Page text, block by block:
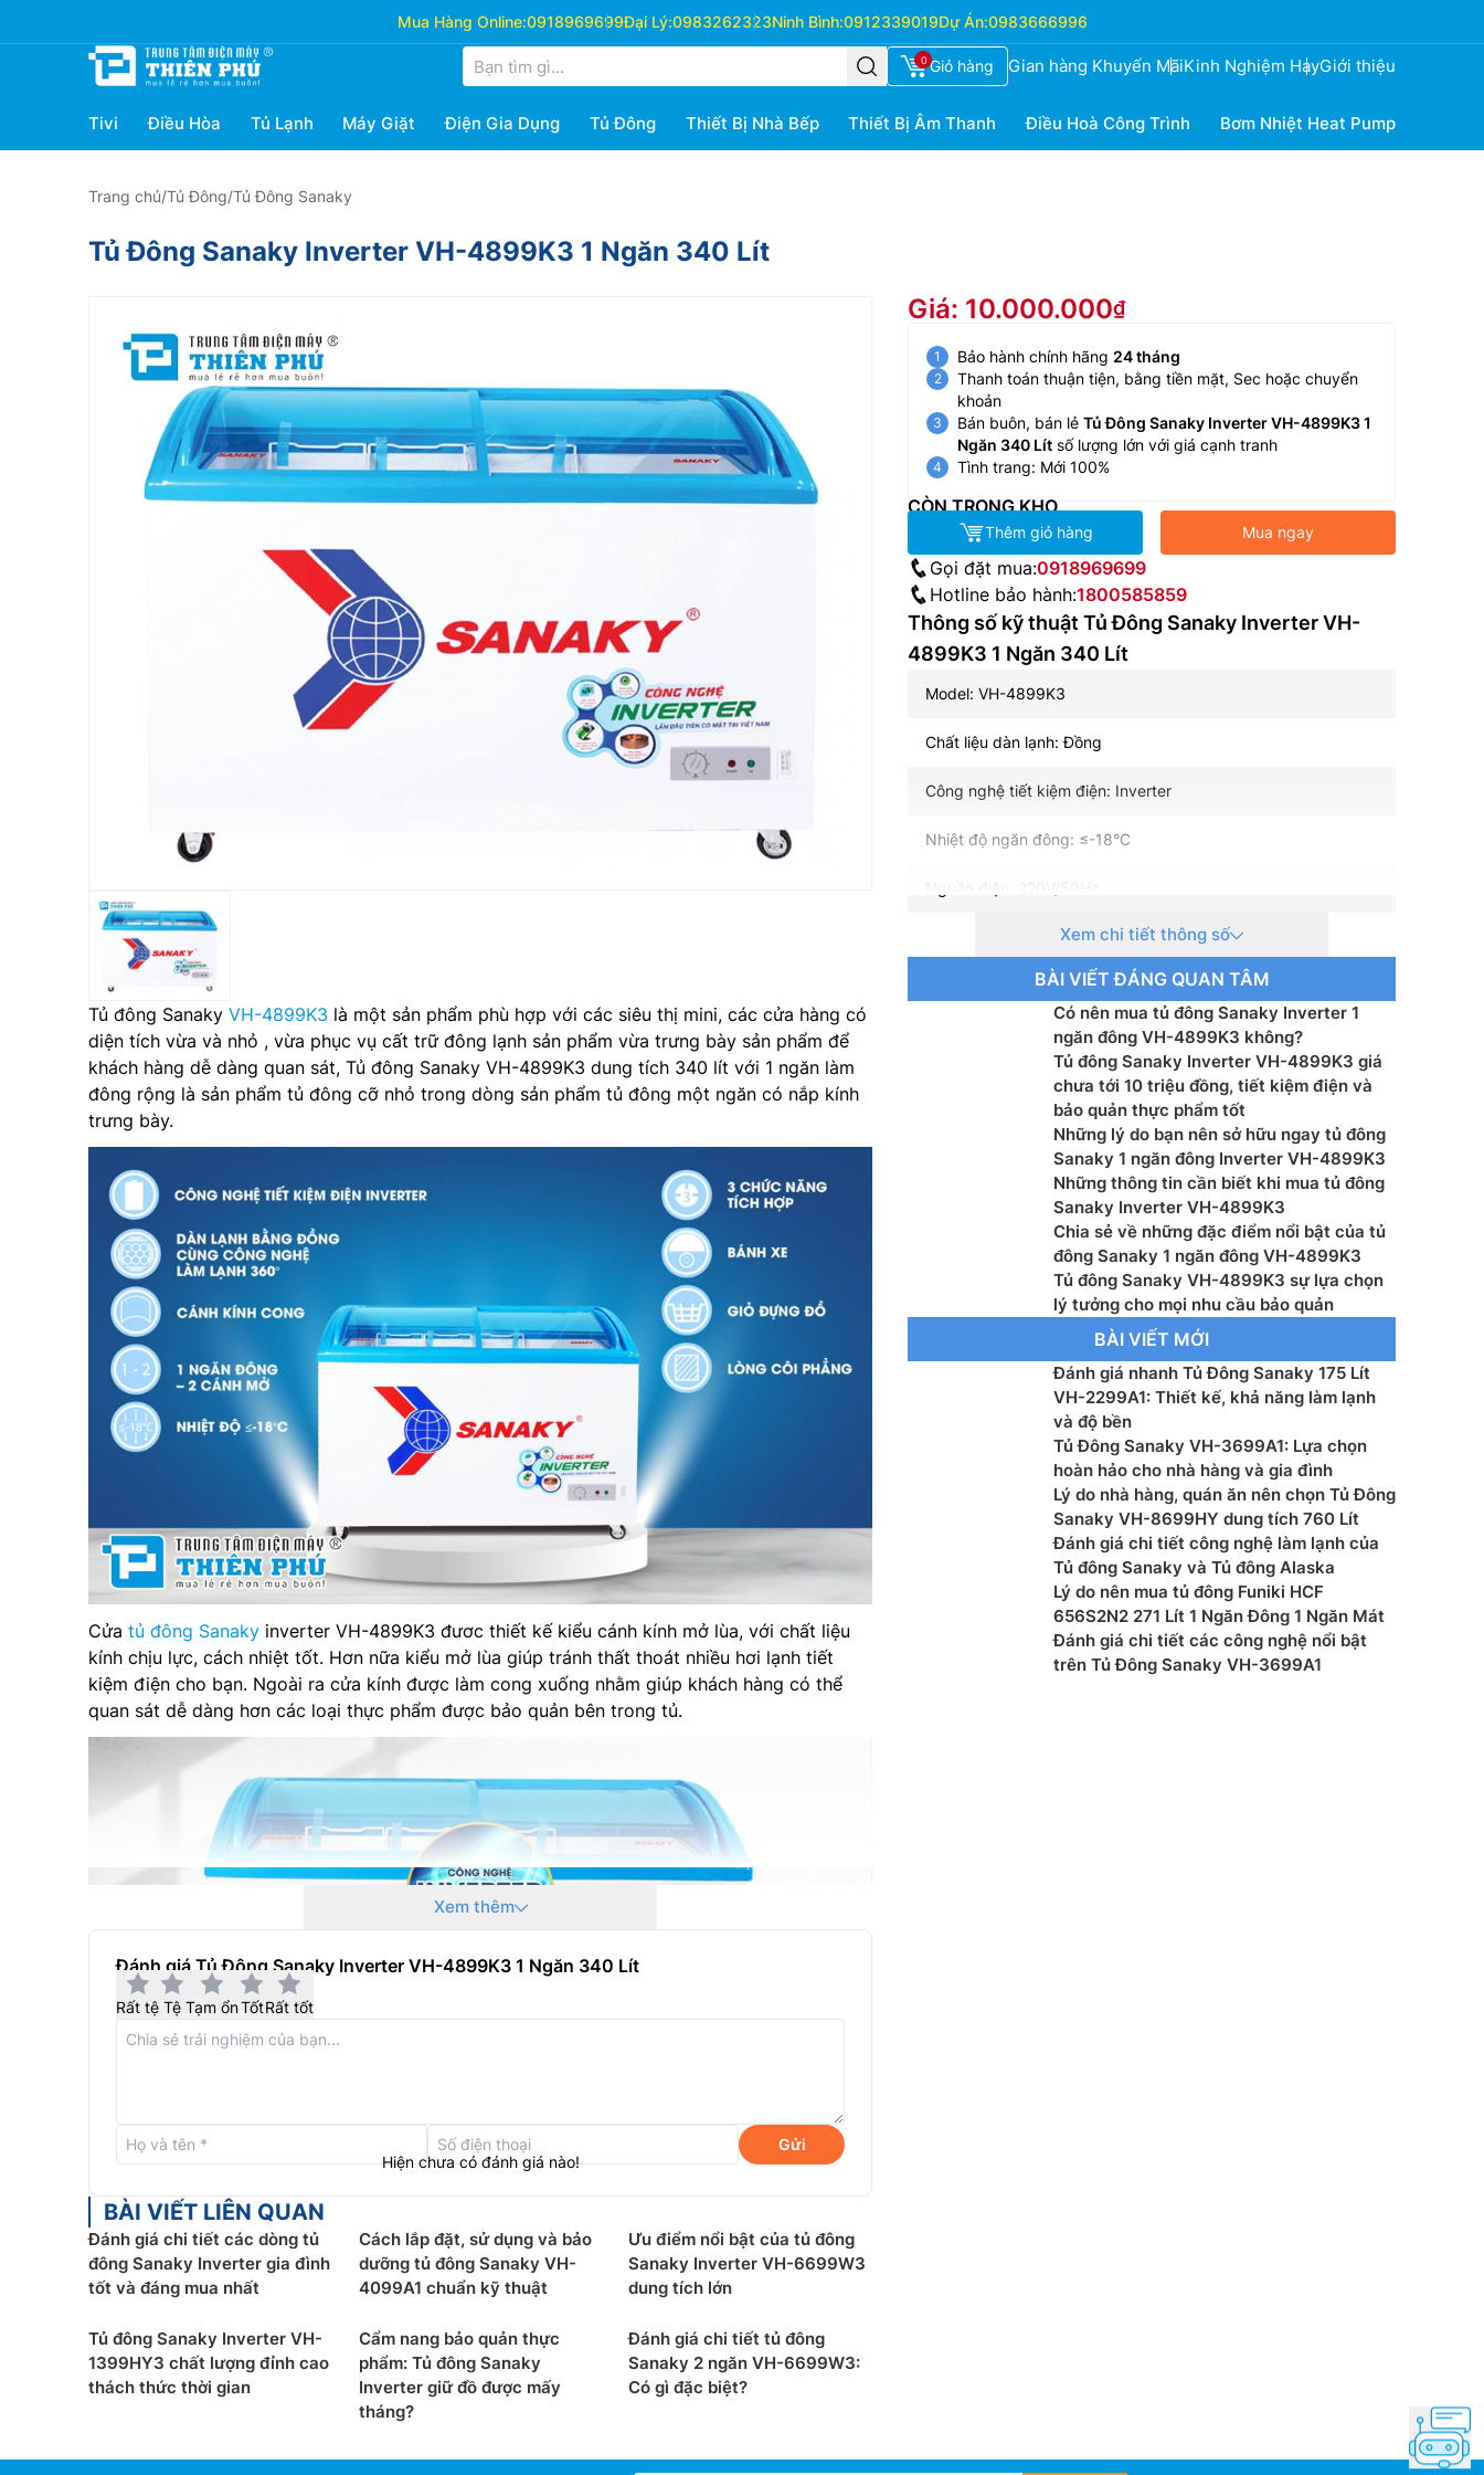
Mua Hàng Online:0918969699Đại Lý:0983262323Ninh Bình:0912339019Dự Án:0983666996
0 Giỏ hàng Gian hàng Khuyến MãiKinh Nghiệm HayGiới thiệu
Tivi Điều Hòa Tủ Lạnh Máy Giặt Điện Gia Dụng Tủ Đông Thiết Bị Nhà Bếp Thiết Bị Âm Thanh Điều Hoà Công Trình Bơm Nhiệt Heat Pump
Trang chủ/Tủ Đông/Tủ Đông Sanaky
Tủ Đông Sanaky Inverter VH-4899K3 1 Ngăn 340 Lít
Tủ đông Sanaky VH-4899K3 là một sản phẩm phù hợp với các siêu thị mini, các cửa hàng có
diện tích vừa và nhỏ , vừa phục vụ cất trữ đông lạnh sản phẩm vừa trưng bày sản phẩm để
khách hàng dễ dàng quan sát, Tủ đông Sanaky VH-4899K3 dung tích 340 lít với 1 ngăn làm
đông rộng là sản phẩm tủ đông cỡ nhỏ trong dòng sản phẩm tủ đông một ngăn có nắp kính
trưng bày.
Cửa tủ đông Sanaky inverter VH-4899K3 đươc thiết kế kiểu cánh kính mở lùa, với chất liệu
kính chịu lực, cách nhiệt tốt. Hơn nữa kiểu mở lùa giúp tránh thất thoát nhiều hơi lạnh tiết
kiệm điện cho bạn. Ngoài ra cửa kính được làm cong xuống nhằm giúp khách hàng có thể
quan sát dễ dàng hơn các loại thực phẩm được bảo quản bên trong tủ.
Tủ đông Sanaky 1 ngănVH-4899K3 được thiết kế sử dụng quạt lồng sóc giúp tăng hiệu suất
của máy, giúp máy chạy êm, làm lạnh nhanh, sâu đến -180c, giữ đông thực phẩm một các an
toàn trong thời gian dài.
dàng di chuyển tủ đến vị trí mong muốn. Lỗ thoát nước của tủ được bố trí dễ dàng vệ sinh
trong quá trình sử dụng. Gas được sử dụng cho tủ là gas R134a thân thiện với môi trường.
Xem thêm
Đánh giá Tủ Đông Sanaky Inverter VH-4899K3 1 Ngăn 340 Lít
Rất tệ Tệ Tạm ổnTốtRất tốt
Gửi
Hiện chưa có đánh giá nào!
BÀI VIẾT LIÊN QUAN
Đánh giá chi tiết các dòng tủ
đông Sanaky Inverter gia đình
tốt và đáng mua nhất
Cách lắp đặt, sử dụng và bảo
dưỡng tủ đông Sanaky VH-
4099A1 chuẩn kỹ thuật
Ưu điểm nổi bật của tủ đông
Sanaky Inverter VH-6699W3
dung tích lớn
Tủ đông Sanaky Inverter VH-
1399HY3 chất lượng đỉnh cao
thách thức thời gian
Cẩm nang bảo quản thực
phẩm: Tủ đông Sanaky
Inverter giữ đồ được mấy
tháng?
Đánh giá chi tiết tủ đông
Sanaky 2 ngăn VH-6699W3:
Có gì đặc biệt?
Giá: 10.000.000
Bảo hành chính hãng 24 tháng
Thanh toán thuận tiện, bằng tiền mặt, Sec hoặc chuyển
khoản
Bán buôn, bán lẻ Tủ Đông Sanaky Inverter VH-4899K3 1
Ngăn 340 Lít số lượng lớn với giá cạnh tranh
Tình trang: Mới 100%
CÒN TRONG KHO
Thêm giỏ hàng Mua ngay
Gọi đặt mua:0918969699
Hotline bảo hành:1800585859
Thông số kỹ thuật Tủ Đông Sanaky Inverter VH-
4899K3 1 Ngăn 340 Lít
Model: VH-4899K3
Chất liệu dàn lạnh: Đồng
Công nghệ tiết kiệm điện: Inverter
Nhiệt độ ngăn đông: ≤-18°C
Nguồn điện: 220V/50Hz
Công suất: 155.6 (W)
Dung tích thực: 324 lít
Kích thước: 1224 x 620 x 870 (mm)
Kích thước đóng gói: 1291 x 680 x 990 (mm)
Trọng lượng: 53 (kg)
Môi chất lạnh: R134a
Bảo hành: 24 tháng
Xem chi tiết thông số
BÀI VIẾT ĐÁNG QUAN TÂM
Có nên mua tủ đông Sanaky Inverter 1
ngăn đông VH-4899K3 không?
Tủ đông Sanaky Inverter VH-4899K3 giá
chưa tới 10 triệu đồng, tiết kiệm điện và
bảo quản thực phẩm tốt
Những lý do bạn nên sở hữu ngay tủ đông
Sanaky 1 ngăn đông Inverter VH-4899K3
Những thông tin cần biết khi mua tủ đông
Sanaky Inverter VH-4899K3
Chia sẻ về những đặc điểm nổi bật của tủ
đông Sanaky 1 ngăn đông VH-4899K3
Tủ đông Sanaky VH-4899K3 sự lựa chọn
lý tưởng cho mọi nhu cầu bảo quản
BÀI VIẾT MỚI
Đánh giá nhanh Tủ Đông Sanaky 175 Lít
VH-2299A1: Thiết kế, khả năng làm lạnh
và độ bền
Tủ Đông Sanaky VH-3699A1: Lựa chọn
hoàn hảo cho nhà hàng và gia đình
Lý do nhà hàng, quán ăn nên chọn Tủ Đông
Sanaky VH-8699HY dung tích 760 Lít
Đánh giá chi tiết công nghệ làm lạnh của
Tủ đông Sanaky và Tủ đông Alaska
Lý do nên mua tủ đông Funiki HCF
656S2N2 271 Lít 1 Ngăn Đông 1 Ngăn Mát
Đánh giá chi tiết các công nghệ nổi bật
trên Tủ Đông Sanaky VH-3699A1